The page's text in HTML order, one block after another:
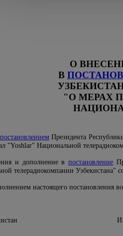
О
В
УЗБЕКИСТАН
"О МЕРАХ
постановлениемПрезидента
"Yoshlar" Национальной
и дополнение впостановление
телерадиокомпании Узбекистана"
настоящего
Узбекистан И.